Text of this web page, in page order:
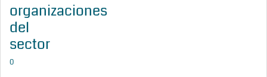
organizaciones
del
sector
0